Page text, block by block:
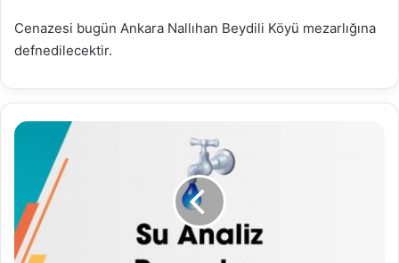
Cenazesi bugün Ankara Nallıhan Beydili Köyü mezarlığına
defnedilecektir.
08.06.2022
Raporu
(Haftalık
Analizler)